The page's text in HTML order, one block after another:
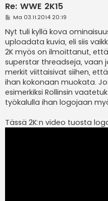
Re: WWE 2K15
V
e
s
t
i
Ma 03.11.2014 20:19
Nyt tuli kyllä kova
uploadata kuvia, eli siis
2K myös on ilmoittanut,
superstar threadseja, vaan
merkit viittaisivat siihen,
ihan kokonaan muokata.
esimerkiksi Rollinsin
työkalulla ihan logojaan
Tässä 2K:n video tuosta